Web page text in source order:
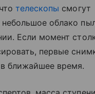
телескопы смогут
облако
Если момент
первые
ближайшее время.